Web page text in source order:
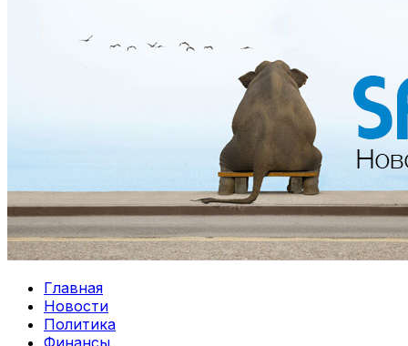
Главная
Новости
Политика
Финансы